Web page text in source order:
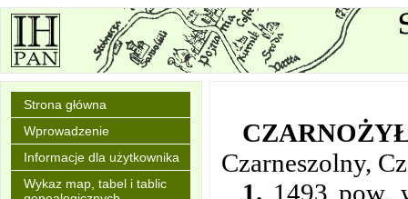
Strona główna
Wprowadzenie
Informacje dla użytkownika
Wykaz map, tabel i tablic
Czarneszolny,
1. 1493 pow.